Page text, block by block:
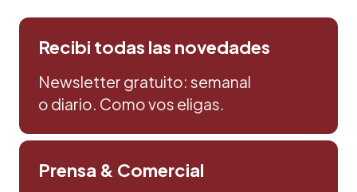
Recibi todas las novedades
Newsletter gratuito: semanal
o diario. Como vos eligas.
Prensa & Comercial